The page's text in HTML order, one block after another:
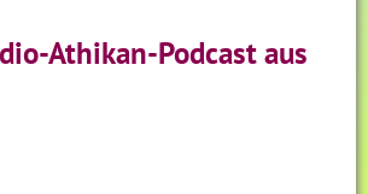
Athikan-Podcast aus